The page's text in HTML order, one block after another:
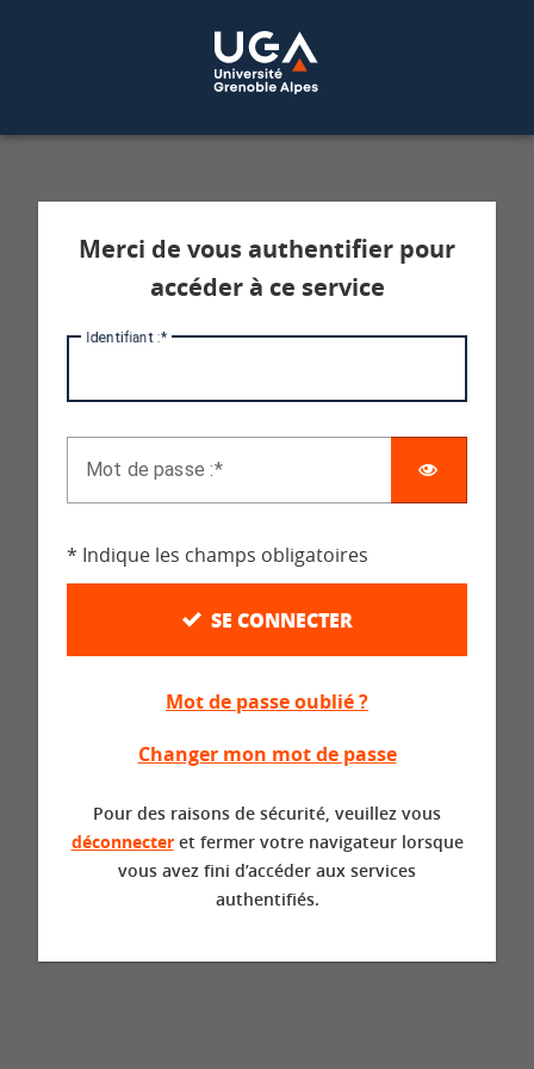
Service d'authentification aux services
Merci de vous authentifier pour
accéder à ce service
Identifiant :
Mot de passe :
* Indique les champs obligatoires
SE CONNECTER
Mot de passe oublié ?
Changer mon mot de passe
Pour des raisons de sécurité, veuillez vous
déconnecteret fermer votre navigateur lorsque
vous avez fini d’accéder aux services
authentifiés.